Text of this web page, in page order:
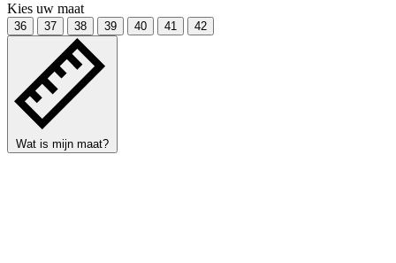
Kies uw maat
36 37 38 39 40 41 42
Wat is mijn maat?